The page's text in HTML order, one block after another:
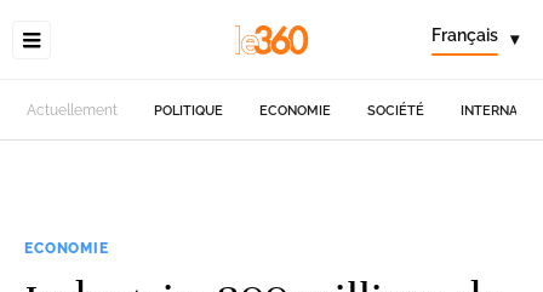
Français ▾
Actuellement POLITIQUE ECONOMIE SOCIÉTÉ
ECONOMIE